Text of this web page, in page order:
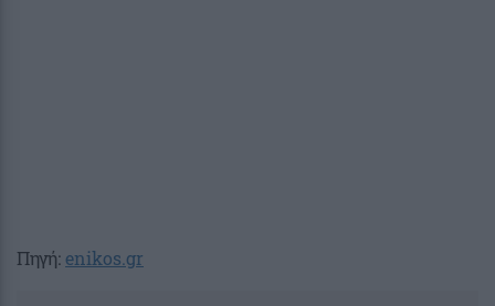
Πηγή: enikos.gr